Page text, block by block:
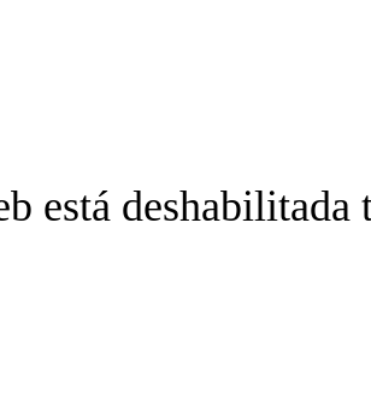
está deshabilitada